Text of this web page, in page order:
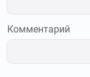
Комментарий